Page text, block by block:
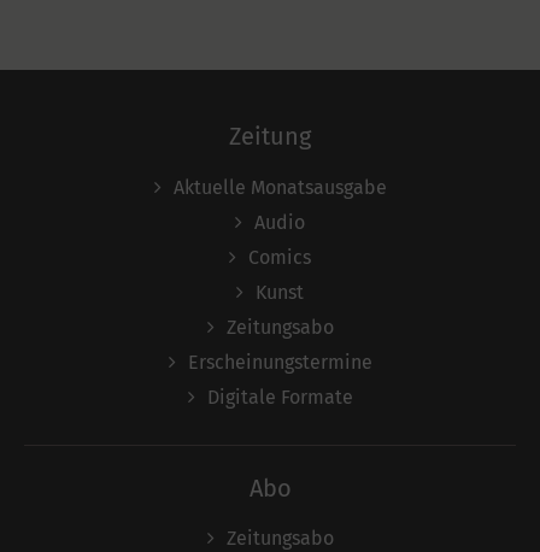
Zeitung
Aktuelle Monatsausgabe
Audio
Comics
Kunst
Zeitungsabo
Erscheinungstermine
Digitale Formate
Abo
Zeitungsabo